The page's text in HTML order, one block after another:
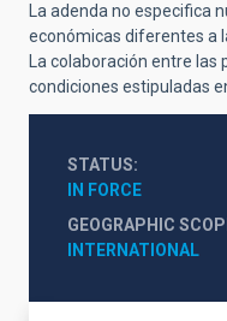
La adenda no especifica
económicas diferentes a
La colaboración entre
condiciones estipuladas
STATUS
IN FORCE
GEOGRAPHIC
INTERNATIONAL